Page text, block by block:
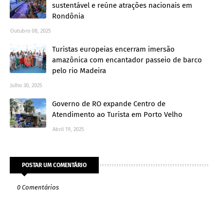
sustentável e reúne atrações nacionais em
Rondônia
Outubro 08, 2025
Turistas europeias encerram imersão
amazônica com encantador passeio de barco
pelo rio Madeira
Julho 30, 2025
Governo de RO expande Centro de
Atendimento ao Turista em Porto Velho
Abril 19, 2025
POSTAR UM COMENTÁRIO
0 Comentários